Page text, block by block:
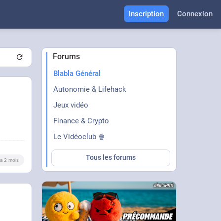
Inscription Connexion
2 mois
Forums
Blabla Général
Autonomie & Lifehack
Jeux vidéo
Finance & Crypto
Le Vidéoclub 🍿
Tous les forums